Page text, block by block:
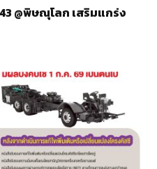
@พิษณุโลก เสริมแกร่ง